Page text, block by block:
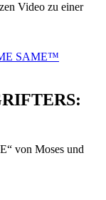
Video zu einer
SAME™
von Moses und